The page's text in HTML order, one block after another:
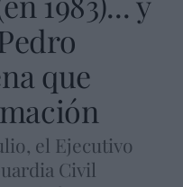
que
el Ejecutivo
Civil